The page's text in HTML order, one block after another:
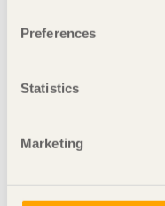
Preferences
Statistics
Marketing
+46 8 762 79 65,
Nyckelord